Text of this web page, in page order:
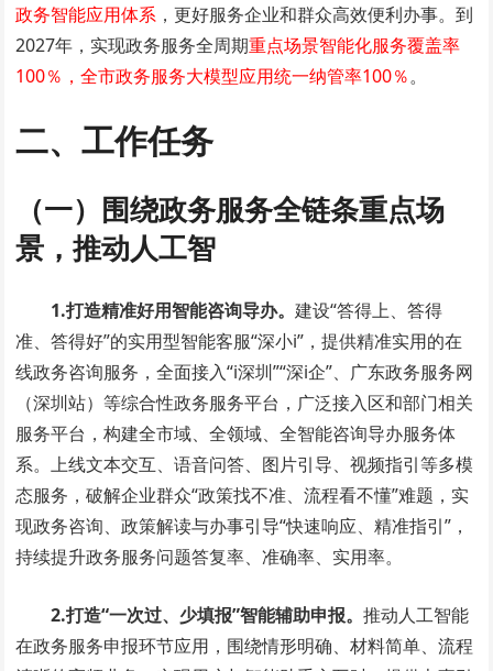
政务智能应用体系 ，更好服务企业和群众高效便利办事。到
2027年，实现政务服务全周期重点场景智能化服务覆盖率
100％，全市政务服务大模型应用统一纳管率100％。
二、工作任务
（一）围绕政务服务全链条重点场
景，推动人工智
1.打造精准好用智能咨询导办。建设“答得上、答得
准、答得好”的实用型智能客服“深小i”，提供精准实用的在
线政务咨询服务，全面接入“i深圳”“深i企”、广东政务服务网
（深圳站）等综合性政务服务平台，广泛接入区和部门相关
服务平台，构建全市域、全领域、全智能咨询导办服务体
系。上线文本交互、语音问答、图片引导、视频指引等多模
态服务，破解企业群众“政策找不准、流程看不懂”难题，实
现政务咨询、政策解读与办事引导“快速响应、精准指引”，
持续提升政务服务问题答复率、准确率、实用率。
2.打造“一次过、少填报”智能辅助申报。推动人工智能
在政务服务申报环节应用，围绕情形明确、材料简单、流程